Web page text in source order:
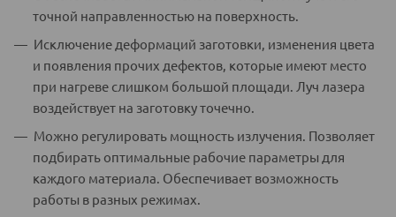
точной направленностью на поверхность.
Исключение деформаций заготовки, изменения цвета
и появления прочих дефектов, которые имеют место
при нагреве слишком большой площади. Луч лазера
воздействует на заготовку точечно.
Можно регулировать мощность излучения. Позволяет
подбирать оптимальные рабочие параметры для
каждого материала. Обеспечивает возможность
работы в разных режимах.